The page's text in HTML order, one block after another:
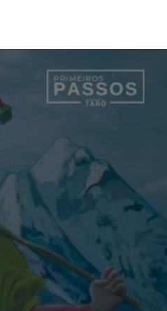
guia.
o curso para direcionar seus
Aqui é muito importante
e que não deve ser encarado
ajudar em seus estudos até que
percepção.
visão.
raciocínio e percepção do